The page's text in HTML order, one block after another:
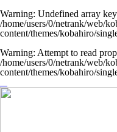
Warning: Undefined array
/home/users/0/netrank/web/
content/themes/kobahiro/
Warning: Attempt to read
/home/users/0/netrank/web/
content/themes/kobahiro/